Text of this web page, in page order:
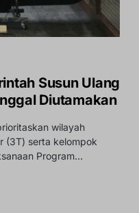
Susun Ulang
Diutamakan
wilayah
(3T) serta kelompok
Program…